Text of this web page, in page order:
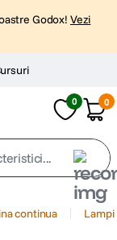
Godox! Vezi
0 0
continua